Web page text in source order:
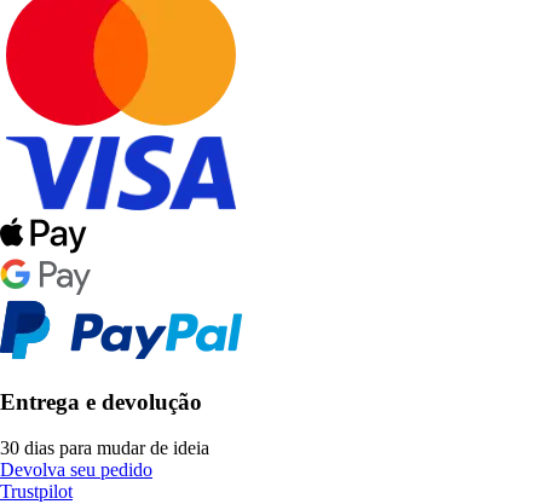
Entrega e devolução
30 dias para mudar de ideia
Devolva seu pedido
Trustpilot